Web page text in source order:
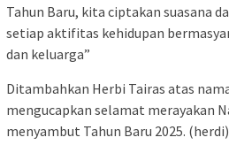
Tahun Baru, kita ciptakan suasana
setiap aktifitas kehidupan
dan keluarga”
Ditambahkan Herbi Tairas atas
mengucapkan selamat merayakan
menyambut Tahun Baru 2025. (herdi)